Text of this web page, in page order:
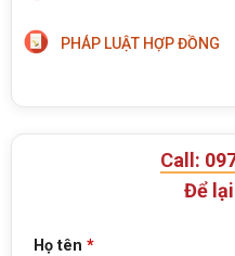
PHÁP LUẬT HỢP ĐỒNG
Call:
Để
Họ tên *